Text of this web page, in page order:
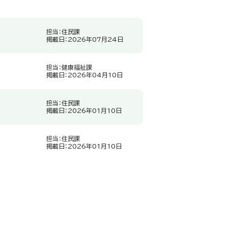
担当：住民課
掲載日：2026年07月24日
担当：健康福祉課
掲載日：2026年04月10日
担当：住民課
掲載日：2026年01月10日
担当：住民課
掲載日：2026年01月10日